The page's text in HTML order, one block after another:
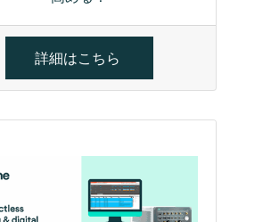
詳細はこちら